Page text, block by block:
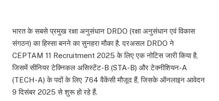
भारत के सबसे प्रमुख रक्षा अनुसंधान DRDO (रक्षा अनुसंधान एवं विकास
संगठन) का हिस्सा बनने का सुनहरा मौका है. दरअसल DRDO ने
CEPTAM 11 Recruitment 2025 के लिए एक नोटिस जारी किया है,
जिसमें सीनियर टेक्निकल असिस्टेंट-B (STA-B) और टेक्नीशियन-A
(TECH-A) के पदों के लिए 764 वैकेंसी मौजूद हैं, जिसके ऑनलाइन आवेदन
9 दिसंबर 2025 से शुरू हो रहे हैं.